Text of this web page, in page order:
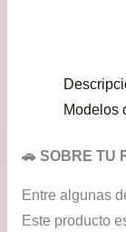
Modelos
🚗 SOBRE TU
Entre algunas
Este producto